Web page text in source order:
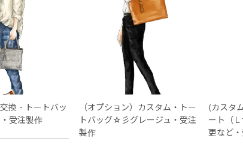
換・トートバッ
受注製作
（オプション）カスタム・トー
トバッグ☆彡グレージュ・受注
製作
(カスタ
ート（
更など